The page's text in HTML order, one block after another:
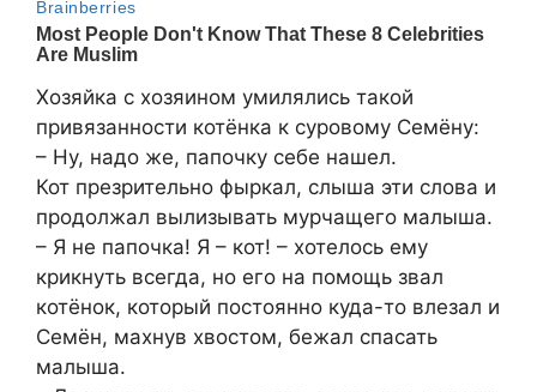
Хозяйка с хозяином умилялись такой
привязанности котёнка к суровому Семёну:
– Ну, надо же, папочку себе нашел.
Кот презрительно фыркал, слыша эти слова и
продолжал вылизывать мурчащего малыша.
– Я не папочка! Я – кот! – хотелось ему
крикнуть всегда, но его на помощь звал
котёнок, который постоянно куда-то влезал и
Семён, махнув хвостом, бежал спасать
малыша.